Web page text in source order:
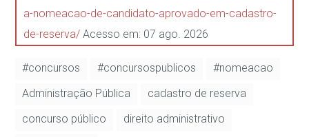
a-nomeacao-de-candidato-aprovado-em-cadastro-
de-reserva/ Acesso em: 07 ago. 2026
#concursos #concursospublicos
#nomeacao
Administração Pública
cadastro de reserva
concurso público
direito administrativo